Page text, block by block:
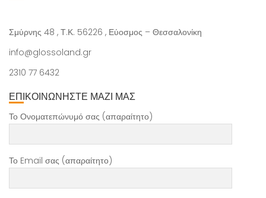
Σμύρνης 48 , Τ.Κ. 56226 , Εύοσμος – Θεσσαλονίκη
info@glossoland.gr
2310 77 6432
ΕΠΙΚΟΙΝΩΝΗΣΤΕ ΜΑΖΙ ΜΑΣ
Το Ονοματεπώνυμό σας (απαραίτητο)
Το Email σας (απαραίτητο)